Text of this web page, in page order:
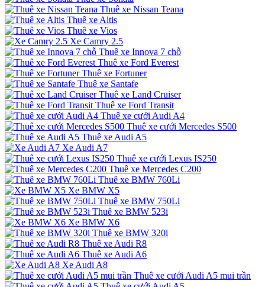
Thuê xe Nissan Teana
Thuê xe Altis
Thuê xe Vios
Xe Camry 2.5
Thuê xe Innova 7 chỗ
Thuê xe Ford Everest
Thuê xe Fortuner
Thuê xe Santafe
Thuê xe Land Cruiser
Thuê xe Ford Transit
Thuê xe cưới Audi A4
Thuê xe cưới Mercedes S500
Thuê xe Audi A5
Xe Audi A7
Thuê xe cưới Lexus IS250
Thuê xe Mercedes C200
Thuê xe BMW 760Li
Xe BMW X5
Thuê xe BMW 750Li
Thuê xe BMW 523i
Xe BMW X6
Thuê xe BMW 320i
Thuê xe Audi R8
Thuê xe Audi A6
Xe Audi A8
Thuê xe cưới Audi A5 mui trần